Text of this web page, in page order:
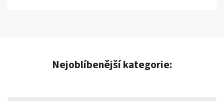
Nejoblíbenější kategorie: